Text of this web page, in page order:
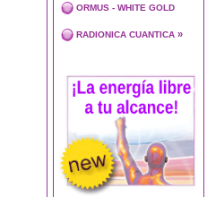
ORMUS - WHITE GOLD
RADIONICA CUANTICA »